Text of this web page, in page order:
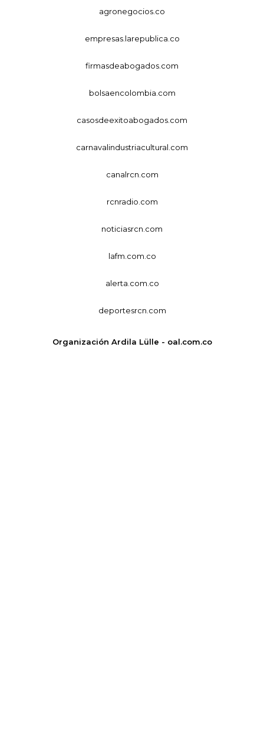
agronegocios.co
empresas.larepublica.co
firmasdeabogados.com
bolsaencolombia.com
casosdeexitoabogados.com
carnavalindustriacultural.com
canalrcn.com
rcnradio.com
noticiasrcn.com
lafm.com.co
alerta.com.co
deportesrcn.com
Organización Ardila Lülle - oal.com.co